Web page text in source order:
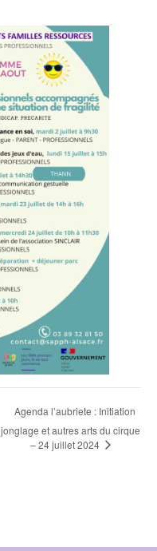
Agenda l’aubriete : Initiation
jonglage et autres arts du cirque
– 24 juillet 2024